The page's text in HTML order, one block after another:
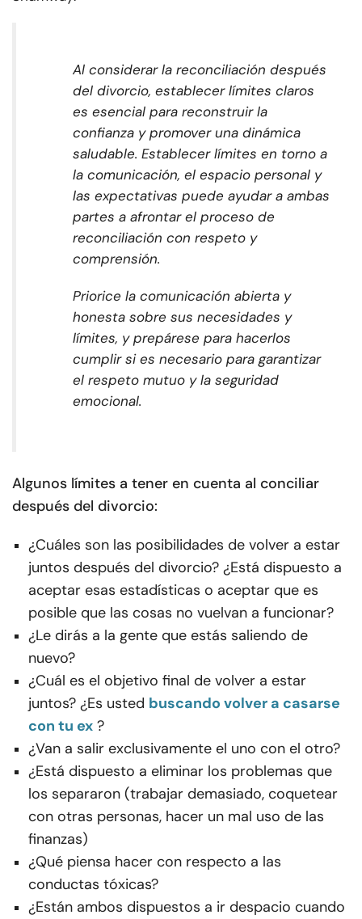
Al considerar la reconciliación después
del divorcio, establecer límites claros
es esencial para reconstruir la
confianza y promover una dinámica
saludable. Establecer límites en torno a
la comunicación, el espacio personal y
las expectativas puede ayudar a ambas
partes a afrontar el proceso de
reconciliación con respeto y
comprensión.
Priorice la comunicación abierta y
honesta sobre sus necesidades y
límites, y prepárese para hacerlos
cumplir si es necesario para garantizar
el respeto mutuo y la seguridad
emocional.
Algunos límites a tener en cuenta al conciliar
después del divorcio:
¿Cuáles son las posibilidades de volver a estar
juntos después del divorcio? ¿Está dispuesto a
aceptar esas estadísticas o aceptar que es
posible que las cosas no vuelvan a funcionar?
¿Le dirás a la gente que estás saliendo de
nuevo?
¿Cuál es el objetivo final de volver a estar
juntos? ¿Es usted buscando volver a casarse
con tu ex ?
¿Van a salir exclusivamente el uno con el otro?
¿Está dispuesto a eliminar los problemas que
los separaron (trabajar demasiado, coquetear
con otras personas, hacer un mal uso de las
finanzas)
¿Qué piensa hacer con respecto a las
conductas tóxicas?
¿Están ambos dispuestos a ir despacio cuando